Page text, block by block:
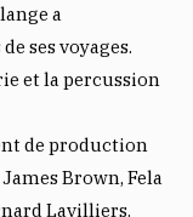
a
ses voyages.
et la percussion
de production
Brown, Fela
Lavilliers.